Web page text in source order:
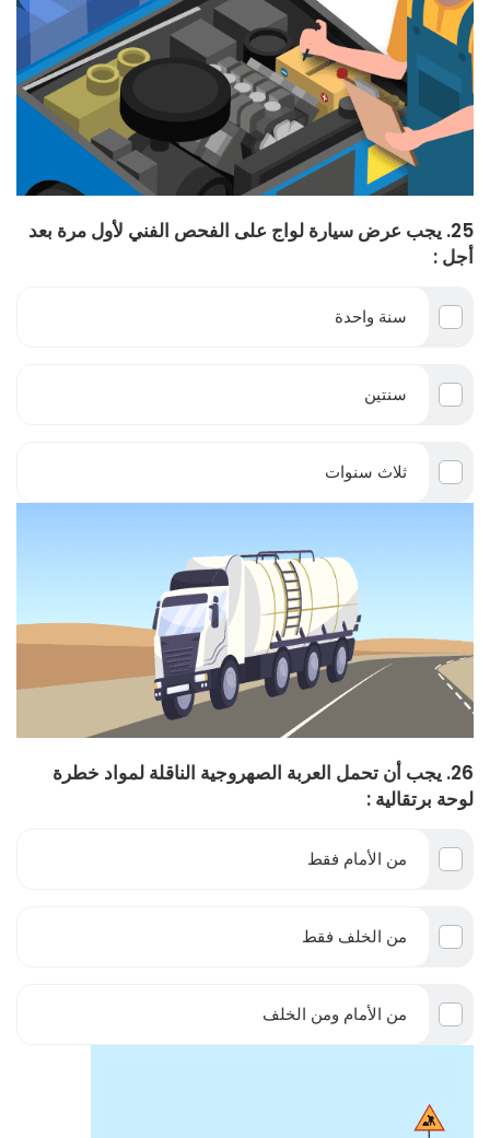
25. يجب عرض سيارة لواج على الفحص الفني لأول مرة بعد
أجل :
سنة واحدة
سنتين
ثلاث سنوات
26. يجب أن تحمل العربة الصهروجية الناقلة لمواد خطرة
لوحة برتقالية :
من الأمام فقط
من الخلف فقط
من الأمام ومن الخلف